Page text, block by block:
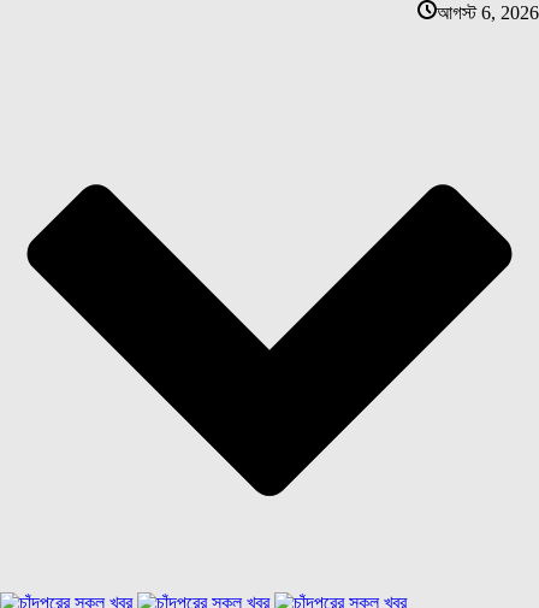
আগস্ট 6, 2026